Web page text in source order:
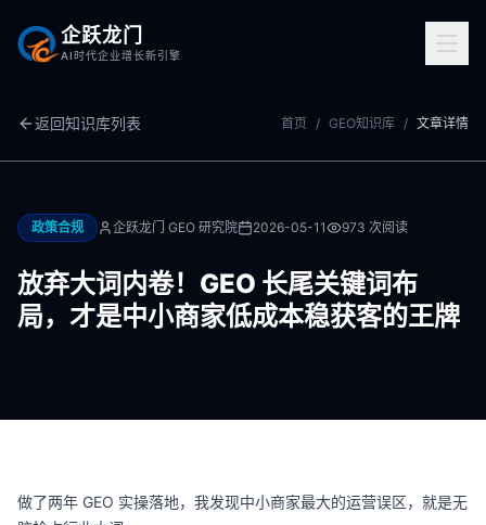
企跃龙门
AI时代企业增长新引擎
返回知识库列表 首页 / GEO知识库 / 文章详情
政策合规 企跃龙门 GEO 研究院 2026-05-11 973 次阅读
放弃大词内卷！GEO 长尾关键词布
局，才是中小商家低成本稳获客的王牌
做了两年 GEO 实操落地，我发现中小商家最大的运营误区，就是无